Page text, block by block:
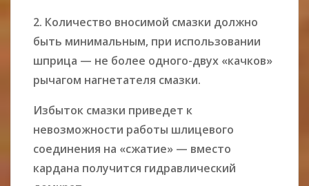
2. Количество вносимой смазки должно
быть минимальным, при использовании
шприца — не более одного-двух «качков»
рычагом нагнетателя смазки.
Избыток смазки приведет к
невозможности работы шлицевого
соединения на «сжатие» — вместо
кардана получится гидравлический